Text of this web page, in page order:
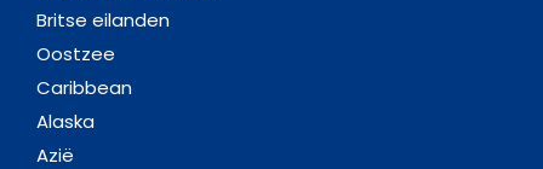
Britse eilanden
Oostzee
Caribbean
Alaska
Azië